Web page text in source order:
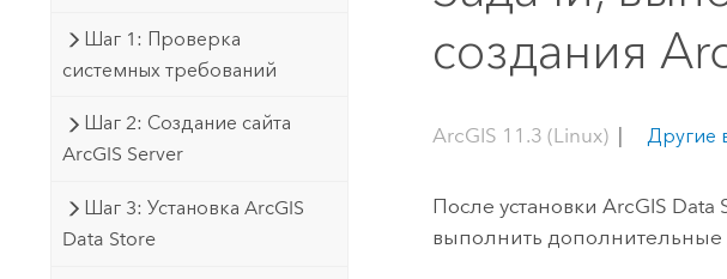
Шаг 1: Проверка
системных требований
Шаг 2: Создание сайта
ArcGIS Server
Шаг 3: Установка ArcGIS
Data Store
создания
ArcGIS 11.3 (Linux) | Другие
После установкиArcGIS Data
выполнить дополнительные